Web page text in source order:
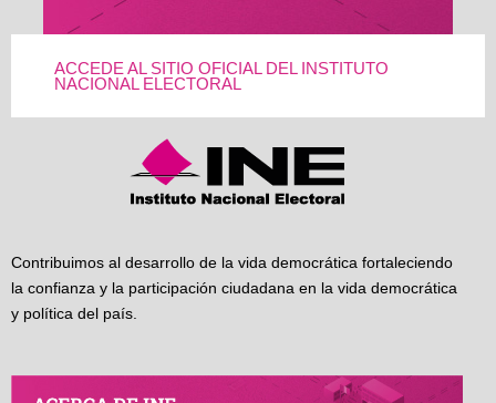
ACCEDE AL SITIO OFICIAL DEL INSTITUTO
NACIONAL ELECTORAL
Contribuimos al desarrollo de la vida democrática fortaleciendo
la confianza y la participación ciudadana en la vida democrática
y política del país.